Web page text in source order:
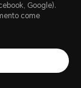
Google).
come